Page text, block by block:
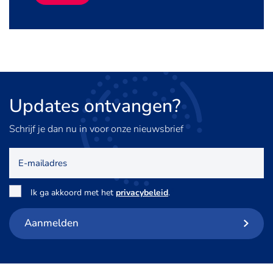
Updates ontvangen?
Schrijf je dan nu in voor onze nieuwsbrief
mailadres
Toestemming
Ik ga akkoord met het privacybeleid.
Aanmelden